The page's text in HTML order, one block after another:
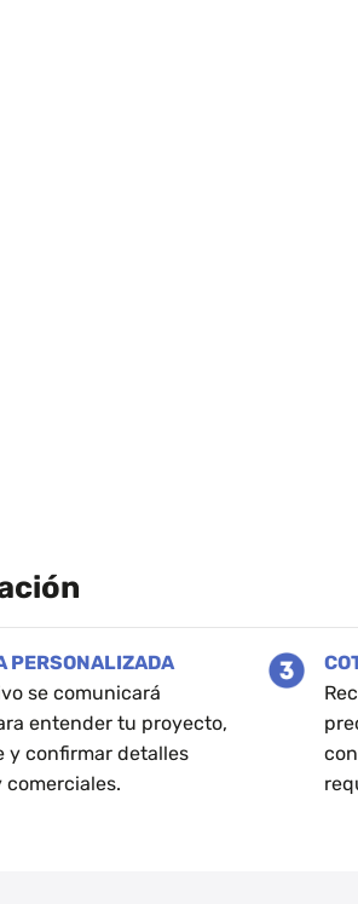
PERSONALIZADA
se comunicará
entender tu proyecto,
y confirmar detalles